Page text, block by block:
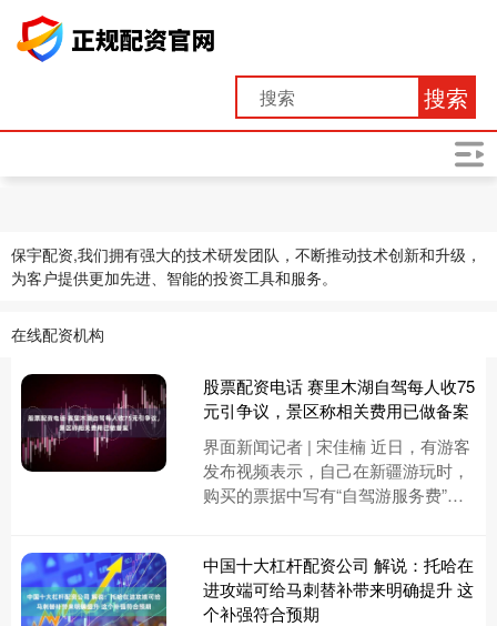
搜索
保宇配资,我们拥有强大的技术研发团队，不断推动技术创新和升级，
为客户提供更加先进、智能的投资工具和服务。
在线配资机构
股票配资电话 赛里木湖自驾每人收75
元引争议，景区称相关费用已做备案
界面新闻记者 | 宋佳楠 近日，有游客
发布视频表示，自己在新疆游玩时，
购买的票据中写有“自驾游服务费”一
中国十大杠杆配资公司 解说：托哈在
进攻端可给马刺替补带来明确提升 这
个补强符合预期